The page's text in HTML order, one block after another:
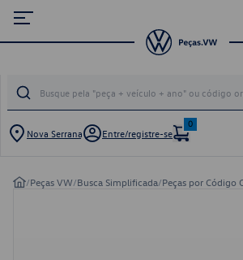
Nova Serrana Entre/registre-se
0
/Peças VW/Busca Simplificada/Peças por Código